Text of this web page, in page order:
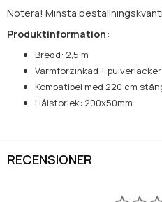
Notera! Minsta
Produktinformation:
Bredd: 2,5 m
Varmförzinkad +
Kompatibel med 220 cm
Hålstorlek: 200x50mm
RECENSIONER